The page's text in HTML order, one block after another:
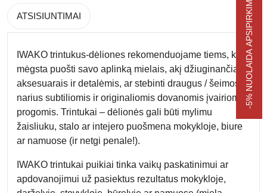
ATSISIUNTIMAI
IWAKO trintukus-dėliones rekomenduojame tiems, kas
mėgsta puošti savo aplinką mielais, akį džiuginančiais
aksesuarais ir detalėmis, ar stebinti draugus / šeimos
narius subtiliomis ir originaliomis dovanomis įvairiomis
progomis. Trintukai – dėlionės gali būti mylimu
žaisliuku, stalo ar intejero puošmena mokykloje, biure
ar namuose (ir netgi penale!).
IWAKO trintukai puikiai tinka vaikų paskatinimui ar
apdovanojimui už pasiektus rezultatus mokykloje,
-5% NUOLAIDA APSIPIRKIMUI